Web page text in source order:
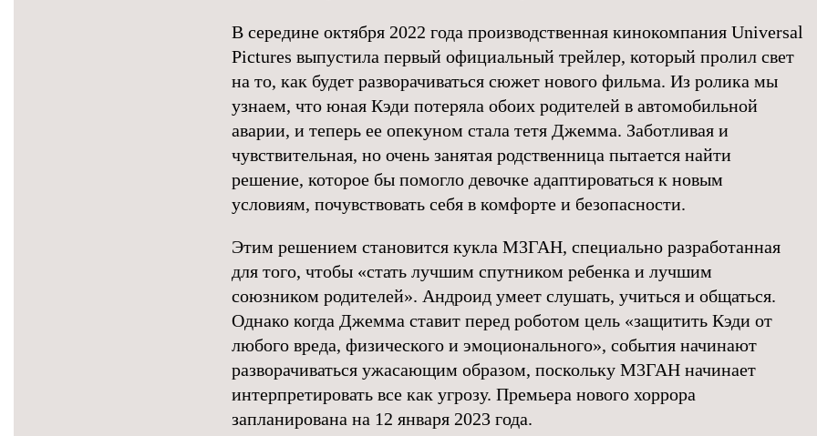
В середине октября 2022 года производственная кинокомпания Universal
Pictures выпустила первый официальный трейлер, который пролил свет
на то, как будет разворачиваться сюжет нового фильма. Из ролика мы
узнаем, что юная Кэди потеряла обоих родителей в автомобильной
аварии, и теперь ее опекуном стала тетя Джемма. Заботливая и
чувствительная, но очень занятая родственница пытается найти
решение, которое бы помогло девочке адаптироваться к новым
условиям, почувствовать себя в комфорте и безопасности.
Этим решением становится кукла М3ГАН, специально разработанная
для того, чтобы «стать лучшим спутником ребенка и лучшим
союзником родителей». Андроид умеет слушать, учиться и общаться.
Однако когда Джемма ставит перед роботом цель «защитить Кэди от
любого вреда, физического и эмоционального», события начинают
разворачиваться ужасающим образом, поскольку М3ГАН начинает
интерпретировать все как угрозу. Премьера нового хоррора
запланирована на 12 января 2023 года.